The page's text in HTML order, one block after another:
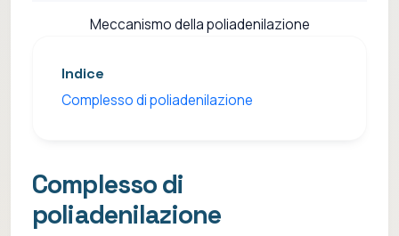
Meccanismo della poliadenilazione
Indice
Complesso di poliadenilazione
Complesso di
poliadenilazione